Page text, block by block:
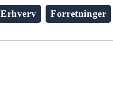
Erhverv Forretninger